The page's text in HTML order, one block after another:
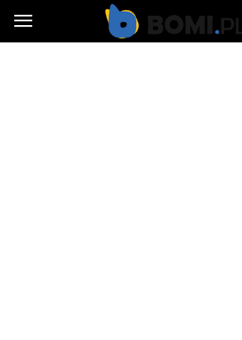
Bomi.pl